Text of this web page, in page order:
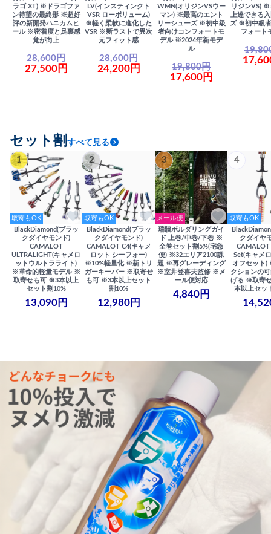
ラゴ XT) ※ドラゴファ
ン待望の最終形 ※超好
評の新開発ハニカムヒ
ール ※密着度と足裏感
覚が向上
28,600円
27,500円
LV(インスティンクト
VSR ローボリューム)
※軽く柔軟に進化した
VSR ※新ラストで異次
元フィット感
28,600円
24,200円
WMN(オリジンVSウー
マン) ※最高のエント
リーシューズ ※初中級
者向けコンフォートモ
デル ※2024年新モデ
ル
19,800円
17,600円
リジンVS) ※
上達できる
ズ ※初中級
フォート
セット割 すべて見る
1
取寄もOK
BlackDiamond(ブラッ
クダイヤモンド)
CAMALOT
ULTRALIGHT(キャメロ
ットウルトラライト)
※革命的軽量モデル ※
取寄せも可 ※3本以上
セット割10%
13,090円
2
取寄もOK
BlackDiamond(ブラッ
クダイヤモンド)
CAMALOT C4(キャメ
ロット シーフォー)
※10%軽量化 ※新トリ
ガーキーパー ※取寄せ
も可 ※3本以上セット
割10%
12,980円
3
メール便
瑞牆ボルダリングガイ
ド 上巻/中巻/下巻 ※
全巻セット割5%(宅急
便) ※32エリア2100課
題 ※再グレーディング
※室井登喜夫監修 ※メ
ール便対応
4,840円
4
取寄もOK
クダイヤ
Set(キャメ
オフセット)
クションの
げる ※取寄
本以上セッ